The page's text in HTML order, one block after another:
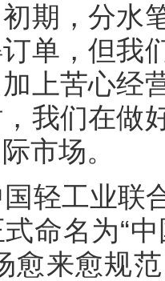
期，分水
单，但我
上苦心经
我们在做
市场。
轻工业联
命名为“
愈来愈规